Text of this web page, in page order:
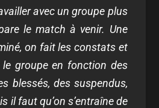
avec un groupe plus
le match à venir. Une
on fait les constats et
le groupe en fonction des
blessés, des suspendus,
il faut qu’on s’entraîne de